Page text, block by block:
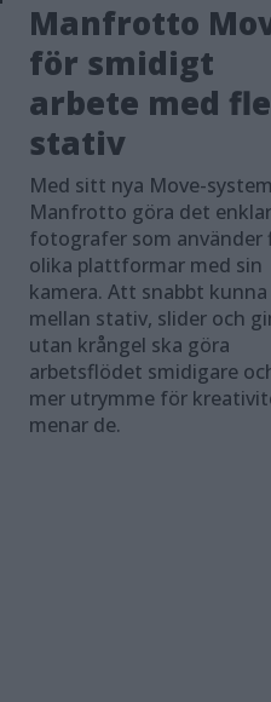
Manfrotto
för smidigt
arbete med
stativ
Med sitt nya Move-
Manfrotto göra det
fotografer som använder
olika plattformar med sin
kamera. Att snabbt
mellan stativ, slider och
utan krångel ska göra
arbetsflödet smidigare
mer utrymme för
menar de.